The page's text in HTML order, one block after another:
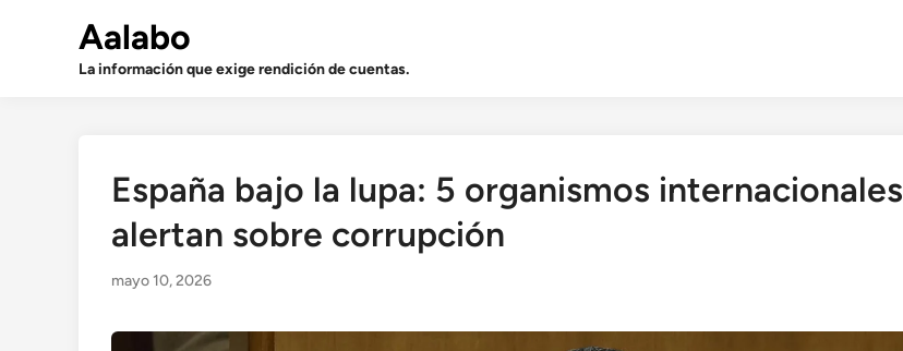
Aalabo
La información que exige rendición de cuentas.
España bajo la lupa: 5 organismos internacionales
alertan sobre corrupción
mayo 10, 2026